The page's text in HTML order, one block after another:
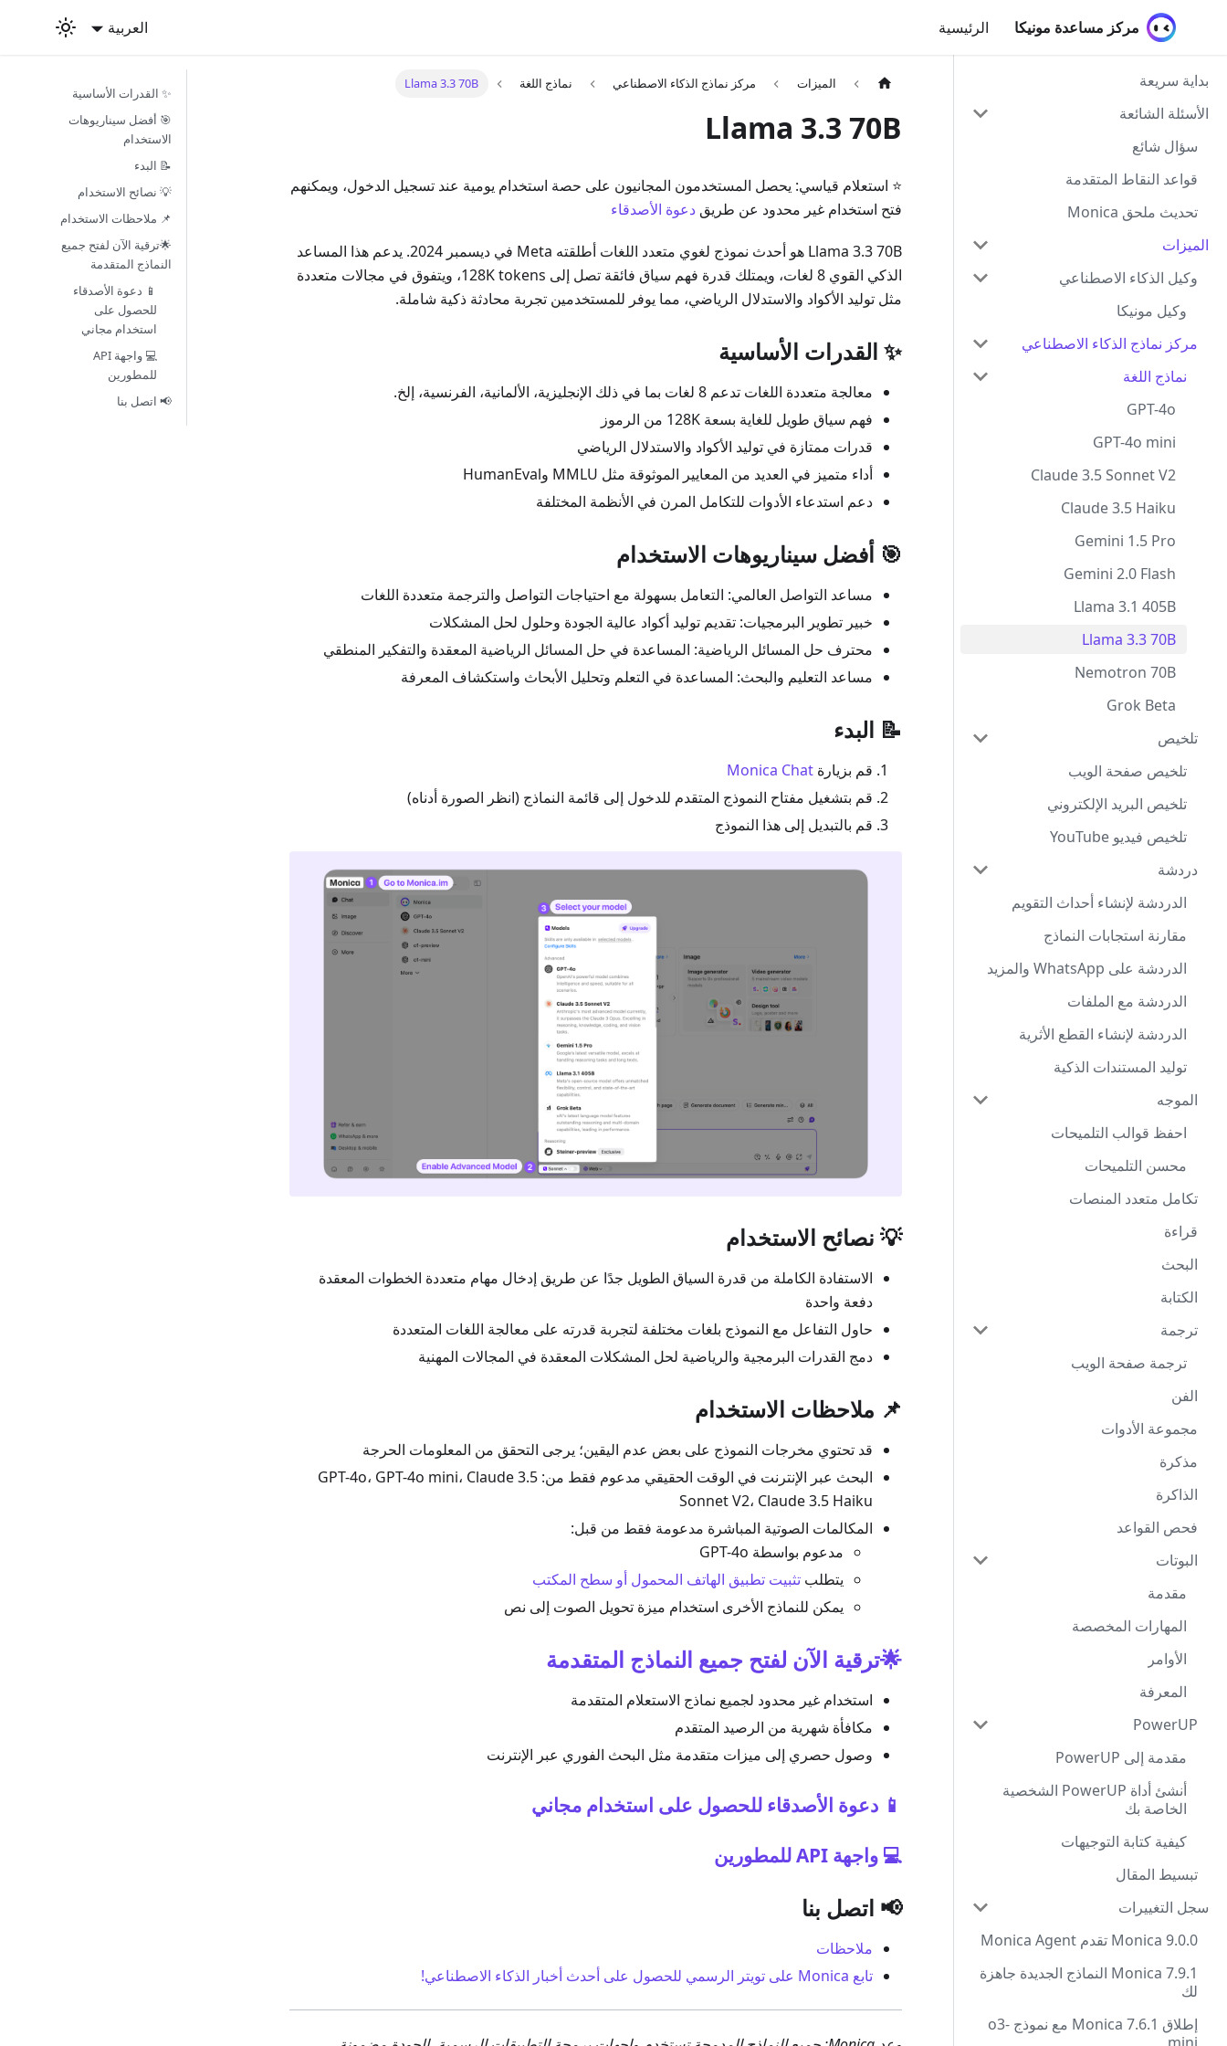
مركز مساعدة مونيكا الرئيسية العربية
بداية سريعة
الأسئلة الشائعة
سؤال شائع
قواعد النقاط المتقدمة
تحديث ملحق Monica
الميزات
وكيل الذكاء الاصطناعي
وكيل مونيكا
مركز نماذج الذكاء الاصطناعي
نماذج اللغة
GPT-4o
GPT-4o mini
Claude 3.5 Sonnet V2
Claude 3.5 Haiku
Gemini 1.5 Pro
Gemini 2.0 Flash
Llama 3.1 405B
Llama 3.3 70B
Nemotron 70B
Grok Beta
تلخيص
تلخيص صفحة الويب
تلخيص البريد الإلكتروني
تلخيص فيديو YouTube
دردشة
الدردشة لإنشاء أحداث التقويم
مقارنة استجابات النماذج
الدردشة على WhatsApp والمزيد
الدردشة مع الملفات
الدردشة لإنشاء القطع الأثرية
توليد المستندات الذكية
الموجه
احفظ قوالب التلميحات
محسن التلميحات
تكامل متعدد المنصات
قراءة
البحث
الكتابة
ترجمة
ترجمة صفحة الويب
الفن
مجموعة الأدوات
مذكرة
الذاكرة
فحص القواعد
البوتات
مقدمة
المهارات المخصصة
الأوامر
المعرفة
PowerUP
مقدمة إلى PowerUP
أنشئ أداة PowerUP الشخصية
الخاصة بك
كيفية كتابة التوجيهات
تبسيط المقال
سجل التغييرات
Monica 9.0.0 تقدم Monica Agent
Monica 7.9.1 النماذج الجديدة جاهزة
لك
إطلاق Monica 7.6.1 مع نموذج o3-
الميزات مركز نماذج الذكاء الاصطناعي نماذج اللغة Llama 3.3 70B
Llama 3.3 70B
⭐ استعلام قياسي: يحصل المستخدمون المجانيون على حصة استخدام يومية عند تسجيل الدخول، ويمكنهم
فتح استخدام غير محدود عن طريق دعوة الأصدقاء
Llama 3.3 70B هو أحدث نموذج لغوي متعدد اللغات أطلقته Meta في ديسمبر 2024. يدعم هذا المساعد
الذكي القوي 8 لغات، ويمتلك قدرة فهم سياق فائقة تصل إلى 128K tokens، ويتفوق في مجالات متعددة
مثل توليد الأكواد والاستدلال الرياضي، مما يوفر للمستخدمين تجربة محادثة ذكية شاملة.
✨ القدرات الأساسية
معالجة متعددة اللغات تدعم 8 لغات بما في ذلك الإنجليزية، الألمانية، الفرنسية، إلخ.
فهم سياق طويل للغاية بسعة 128K من الرموز
قدرات ممتازة في توليد الأكواد والاستدلال الرياضي
أداء متميز في العديد من المعايير الموثوقة مثل MMLU وHumanEval
دعم استدعاء الأدوات للتكامل المرن في الأنظمة المختلفة
🎯 أفضل سيناريوهات الاستخدام
مساعد التواصل العالمي: التعامل بسهولة مع احتياجات التواصل والترجمة متعددة اللغات
خبير تطوير البرمجيات: تقديم توليد أكواد عالية الجودة وحلول لحل المشكلات
محترف حل المسائل الرياضية: المساعدة في حل المسائل الرياضية المعقدة والتفكير المنطقي
مساعد التعليم والبحث: المساعدة في التعلم وتحليل الأبحاث واستكشاف المعرفة
📝 البدء
قم بزيارة Monica Chat
قم بتشغيل مفتاح النموذج المتقدم للدخول إلى قائمة النماذج (انظر الصورة أدناه)
قم بالتبديل إلى هذا النموذج
💡 نصائح الاستخدام
الاستفادة الكاملة من قدرة السياق الطويل جدًا عن طريق إدخال مهام متعددة الخطوات المعقدة
دفعة واحدة
حاول التفاعل مع النموذج بلغات مختلفة لتجربة قدرته على معالجة اللغات المتعددة
دمج القدرات البرمجية والرياضية لحل المشكلات المعقدة في المجالات المهنية
📌 ملاحظات الاستخدام
قد تحتوي مخرجات النموذج على بعض عدم اليقين؛ يرجى التحقق من المعلومات الحرجة
البحث عبر الإنترنت في الوقت الحقيقي مدعوم فقط من: GPT-4o، GPT-4o mini، Claude 3.5
Sonnet V2، Claude 3.5 Haiku
المكالمات الصوتية المباشرة مدعومة فقط من قبل:
مدعوم بواسطة GPT-4o
يتطلب تثبيت تطبيق الهاتف المحمول أو سطح المكتب
يمكن للنماذج الأخرى استخدام ميزة تحويل الصوت إلى نص
🌟ترقية الآن لفتح جميع النماذج المتقدمة
استخدام غير محدود لجميع نماذج الاستعلام المتقدمة
مكافأة شهرية من الرصيد المتقدم
وصول حصري إلى ميزات متقدمة مثل البحث الفوري عبر الإنترنت
📱 دعوة الأصدقاء للحصول على استخدام مجاني
💻 واجهة API للمطورين
📢 اتصل بنا
ملاحظات
تابع Monica على تويتر الرسمي للحصول على أحدث أخبار الذكاء الاصطناعي!
✨ القدرات الأساسية
🎯 أفضل سيناريوهات
الاستخدام
📝 البدء
💡 نصائح الاستخدام
📌 ملاحظات الاستخدام
🌟ترقية الآن لفتح جميع
النماذج المتقدمة
📱 دعوة الأصدقاء
للحصول على
استخدام مجاني
💻 واجهة API
للمطورين
📢 اتصل بنا